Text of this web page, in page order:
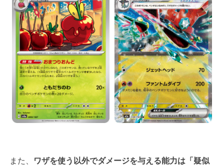
また、 ワザを使う以外でダメージを与える能力は「疑似